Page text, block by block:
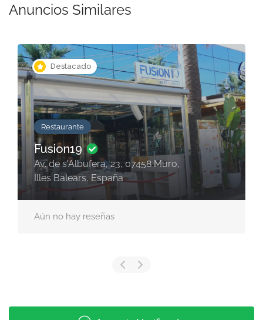
Anuncios Similares
Destacado Cerrado
Restaurante
La Vieja de Jonay Hernández
Plaça de Raimundo Clar, 11, Centre,
07002 Palma, Illes Balears, España
Aún no hay reseñas